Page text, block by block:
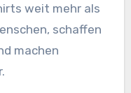
weit mehr als
schaffen
machen